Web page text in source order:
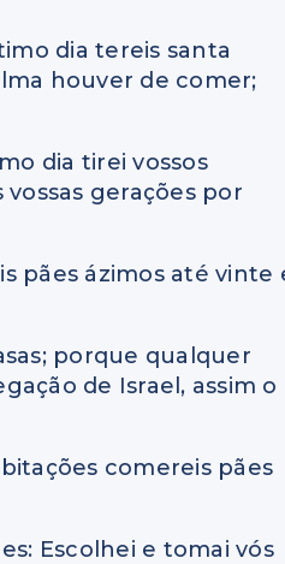
dia tereis santa
houver de comer;
dia tirei vossos
gerações por
pães ázimos até vinte
porque qualquer
de Israel, assim o
comereis pães
Escolhei e tomai vós